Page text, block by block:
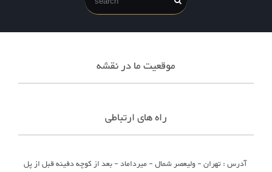
موقعیت ما در نقشه
راه های ارتباطی
آدرس : تهران - ولیعصر شمال - میرداماد - بعد از کوچه دفینه قبل از پل